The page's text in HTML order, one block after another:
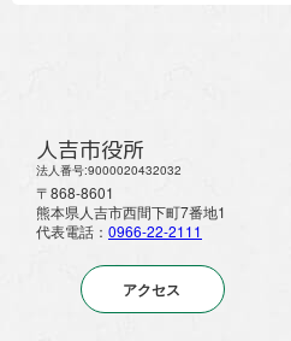
人吉市役所
法人番号:9000020432032
〒868-8601
熊本県人吉市西間下町7番地1
代表電話： 0966-22-2111
アクセス